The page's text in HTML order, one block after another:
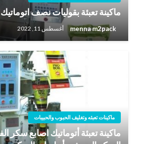
ماكينة تعبئة بقوليات نصف اتوماتيك
menna m2pack أغسطس 11, 2022
ماكينات تعبئه وتغليف الحبوب والحبيبات
ماكينة تعبئة أتوماتيك اصابع سكر